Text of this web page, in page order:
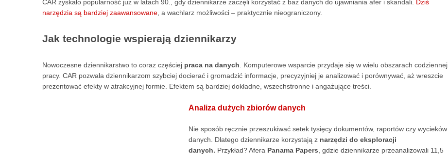
CAR zyskało popularność już w latach 90., gdy dziennikarze zaczęli korzystać z baz danych do ujawniania afer i skandali. Dziś
narzędzia są bardziej zaawansowane , a wachlarz możliwości – praktycznie nieograniczony.
Jak technologie wspierają dziennikarzy
Nowoczesne dziennikarstwo to coraz częściej praca na danych . Komputerowe wsparcie przydaje się w wielu obszarach codziennej
pracy. CAR pozwala dziennikarzom szybciej docierać i gromadzić informacje, precyzyjniej je analizować i porównywać, aż wreszcie
prezentować efekty w atrakcyjnej formie. Efektem są bardziej dokładne, wszechstronne i angażujące treści.
Analiza dużych zbiorów danych
Nie sposób ręcznie przeszukiwać setek tysięcy dokumentów, raportów czy wycieków
danych. Dlatego dziennikarze korzystają z narzędzi do eksploracji
danych. Przykład? Afera Panama Papers , gdzie dziennikarze przeanalizowali 11,5